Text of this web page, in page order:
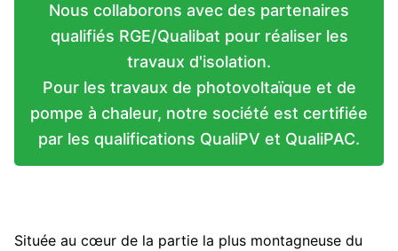
Nous collaborons avec des partenaires
qualifiés RGE/Qualibat pour réaliser les
travaux d'isolation.
Pour les travaux de photovoltaïque et de
pompe à chaleur, notre société est certifiée
par les qualifications QualiPV et QualiPAC.
Située au cœur de la partie la plus montagneuse du